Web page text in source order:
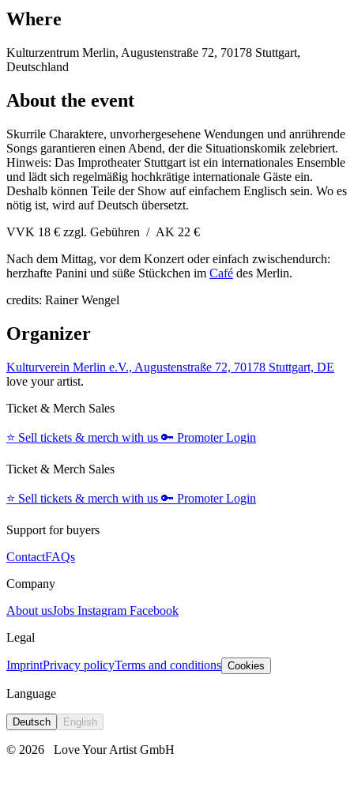
Where
Kulturzentrum Merlin, Augustenstraße 72, 70178 Stuttgart,
Deutschland
About the event
Skurrile Charaktere, unvorhergesehene Wendungen und anrührende
Songs garantieren einen Abend, der die Situationskomik zelebriert.
Hinweis: Das Improtheater Stuttgart ist ein internationales Ensemble
und lädt sich regelmäßig hochkrätige internationale Gäste ein.
Deshalb können Teile der Show auf einfachem Englisch sein. Wo es
nötig ist, wird auf Deutsch übersetzt.
VVK 18 € zzgl. Gebühren / AK 22 €
Nach dem Mittag, vor dem Konzert oder einfach zwischendurch:
herzhafte Panini und süße Stückchen im Café des Merlin.
credits: Rainer Wengel
Organizer
Kulturverein Merlin e.V., Augustenstraße 72, 70178 Stuttgart, DE
love your artist.
Ticket & Merch Sales
⭐️ Sell tickets & merch with us 🔑 Promoter Login
Ticket & Merch Sales
⭐️ Sell tickets & merch with us 🔑 Promoter Login
Support for buyers
ContactFAQs
Company
About usJobs Instagram Facebook
Legal
ImprintPrivacy policyTerms and conditions Cookies
Language
Deutsch English
© 2026 Love Your Artist GmbH